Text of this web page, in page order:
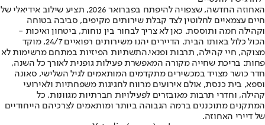
האחוזה החדשה, שצפויה להיפתח בפברואר 2026, תציע שילוב אידיאלי של
חיים עצמאיים לחלוטין לצד קבלת שירותים מקיפים, סביבה בטוחה
וקהילה חמה ותוססת. כאן לא צריך לבחור בין נוחות, ביטחון ואיכות -
הכול כלול באותו הבית. הדיירים יהנו משירותים רפואיים 24/7, מוקד
מצוקה, חיי קהילה, תרבות ופנאי.התשתיות הפיזיות במתחם מרשימות לא
פחות: בריכת שחייה מקורה המאפשרת פעילות גופנית לאורך כל השנה,
חדר כושר מצויד במכשירים מתקדמים המותאמים לגיל השלישי, סאונה
וספא, בית כנסת, אולם אירועים מרווח לחגיגות משפחתיות ולאירועי
קהילה, וחדרי תרבות מאובזרים לפעילויות חברתיות מגוונות. כל
המתקנים מתוכננים ברמה הגבוהה ביותר ומותאמים לצרכיהם הייחודיים
של דיירי האחוזה.